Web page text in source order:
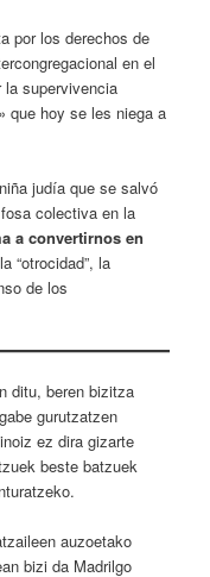
por los derechos de
en el
la supervivencia
que hoy se les niega a
judía que se salvó
colectiva en la
a convertirnos en
“otrocidad”, la
de los
ditu, beren bizitza
gurutzatzen
ez dira gizarte
beste batzuek
auzoetako
bizi da Madrilgo